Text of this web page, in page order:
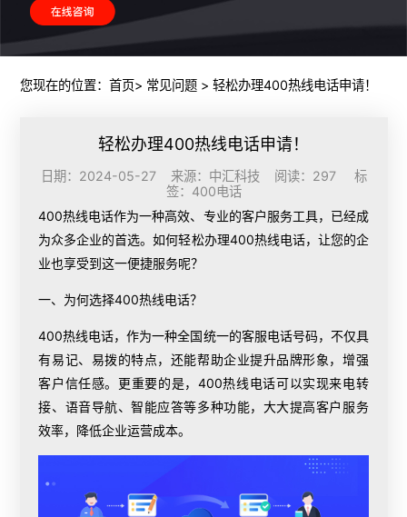
您现在的位置： 首页> 常见问题> 轻松办理400热线电话申请！
轻松办理400热线电话申请！
日期：2024-05-27 来源：中汇科技 阅读：297 标
签： 400电话
400热线电话作为一种高效、专业的客户服务工具，已经成
为众多企业的首选。如何轻松办理400热线电话，让您的企
业也享受到这一便捷服务呢？
一、为何选择400热线电话？
400热线电话，作为一种全国统一的客服电话号码，不仅具
有易记、易拨的特点，还能帮助企业提升品牌形象，增强
客户信任感。更重要的是，400热线电话可以实现来电转
接、语音导航、智能应答等多种功能，大大提高客户服务
效率，降低企业运营成本。